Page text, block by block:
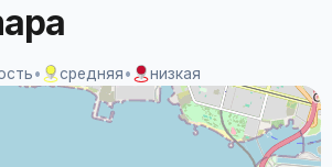
• средняя• низкая